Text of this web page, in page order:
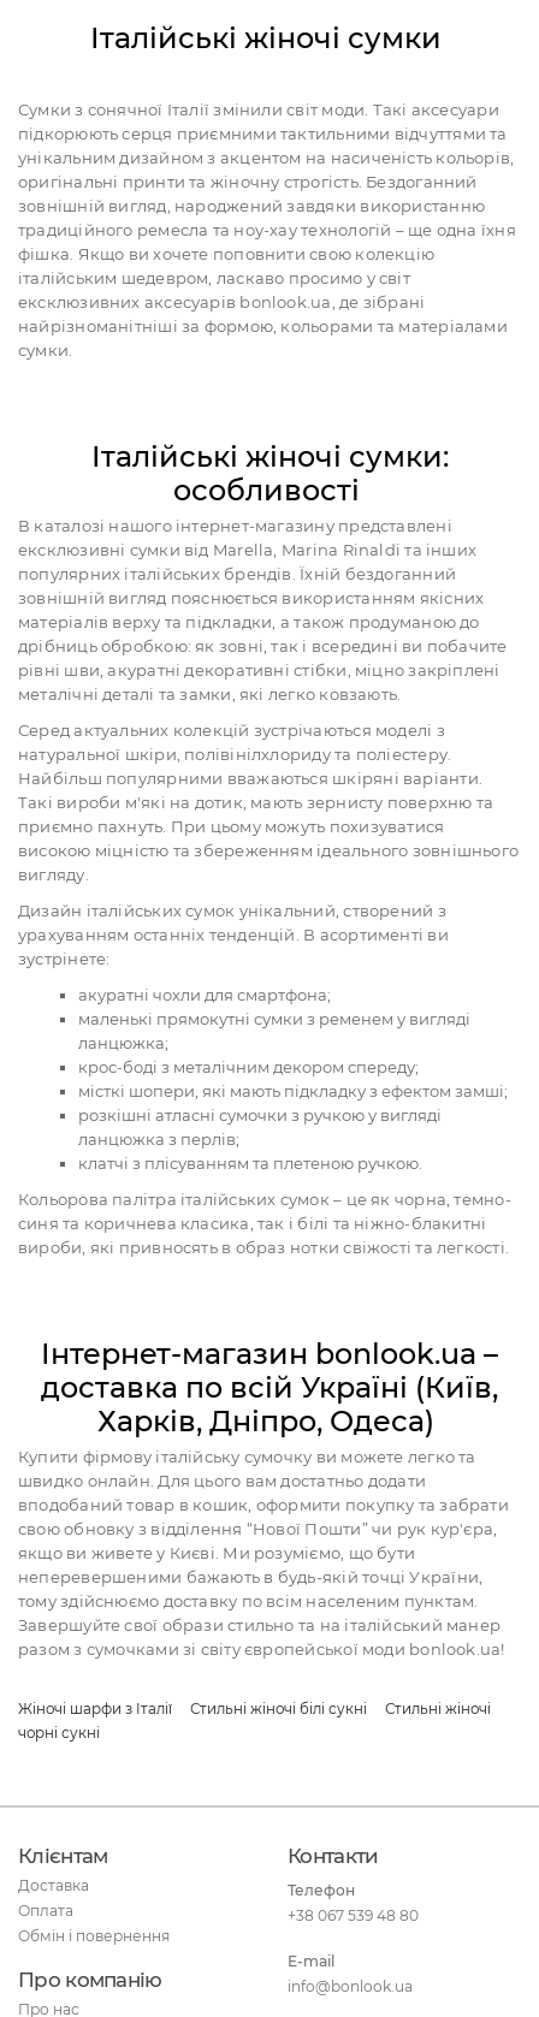
Італійські жіночі сумки
Сумки з сонячної Італії змінили світ моди. Такі аксесуари
підкорюють серця приємними тактильними відчуттями та
унікальним дизайном з акцентом на насиченість кольорів,
оригінальні принти та жіночну строгість. Бездоганний
зовнішній вигляд, народжений завдяки використанню
традиційного ремесла та ноу-хау технологій – ще одна їхня
фішка. Якщо ви хочете поповнити свою колекцію
італійським шедевром, ласкаво просимо у світ
ексклюзивних аксесуарів bonlook.ua, де зібрані
найрізноманітніші за формою, кольорами та матеріалами
сумки.
Італійські жіночі сумки:
особливості
В каталозі нашого інтернет-магазину представлені
ексклюзивні сумки від Marella, Marina Rinaldi та інших
популярних італійських брендів. Їхній бездоганний
зовнішній вигляд пояснюється використанням якісних
матеріалів верху та підкладки, а також продуманою до
дрібниць обробкою: як зовні, так і всередині ви побачите
рівні шви, акуратні декоративні стібки, міцно закріплені
металічні деталі та замки, які легко ковзають.
Серед актуальних колекцій зустрічаються моделі з
натуральної шкіри, полівінілхлориду та поліестеру.
Найбільш популярними вважаються шкіряні варіанти.
Такі вироби м'які на дотик, мають зернисту поверхню та
приємно пахнуть. При цьому можуть похизуватися
високою міцністю та збереженням ідеального зовнішнього
вигляду.
Дизайн італійських сумок унікальний, створений з
урахуванням останніх тенденцій. В асортименті ви
зустрінете:
акуратні чохли для смартфона;
маленькі прямокутні сумки з ременем у вигляді
ланцюжка;
крос-боді з металічним декором спереду;
місткі шопери, які мають підкладку з ефектом замші;
розкішні атласні сумочки з ручкою у вигляді
ланцюжка з перлів;
клатчі з плісуванням та плетеною ручкою.
Кольорова палітра італійських сумок – це як чорна, темно-
синя та коричнева класика, так і білі та ніжно-блакитні
вироби, які привносять в образ нотки свіжості та легкості.
Інтернет-магазин bonlook.ua –
доставка по всій Україні (Київ,
Харків, Дніпро, Одеса)
Купити фірмову італійську сумочку ви можете легко та
швидко онлайн. Для цього вам достатньо додати
вподобаний товар в кошик, оформити покупку та забрати
свою обновку з відділення “Нової Пошти” чи рук кур'єра,
якщо ви живете у Києві. Ми розуміємо, що бути
неперевершеними бажають в будь-якій точці України,
тому здійснюємо доставку по всім населеним пунктам.
Завершуйте свої образи стильно та на італійський манер
разом з сумочками зі світу європейської моди bonlook.ua!
Жіночі шарфи з Італії Стильні жіночі білі сукні
Стильні жіночі
чорні сукні
Клієнтам
Доставка
Оплата
Обмін і повернення
Про компанію
Про нас
Контакти
Телефон
+38 067 539 48 80
E-mail
info@bonlook.ua